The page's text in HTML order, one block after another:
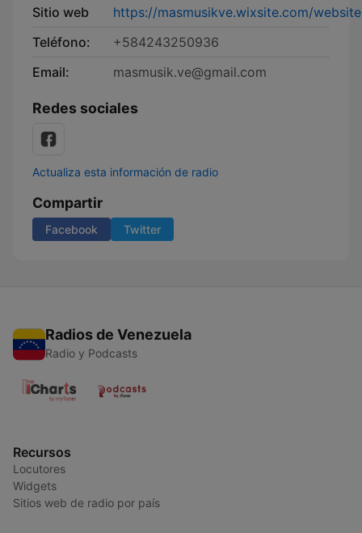
Sitio web
https://masmusikve.wixsite.com/website
Teléfono:
+584243250936
Email:
masmusik.ve@gmail.com
Redes sociales
Actualiza esta información de radio
Compartir
Facebook Twitter
Radios de Venezuela
Radio y Podcasts
Recursos
Locutores
Widgets
Sitios web de radio por país